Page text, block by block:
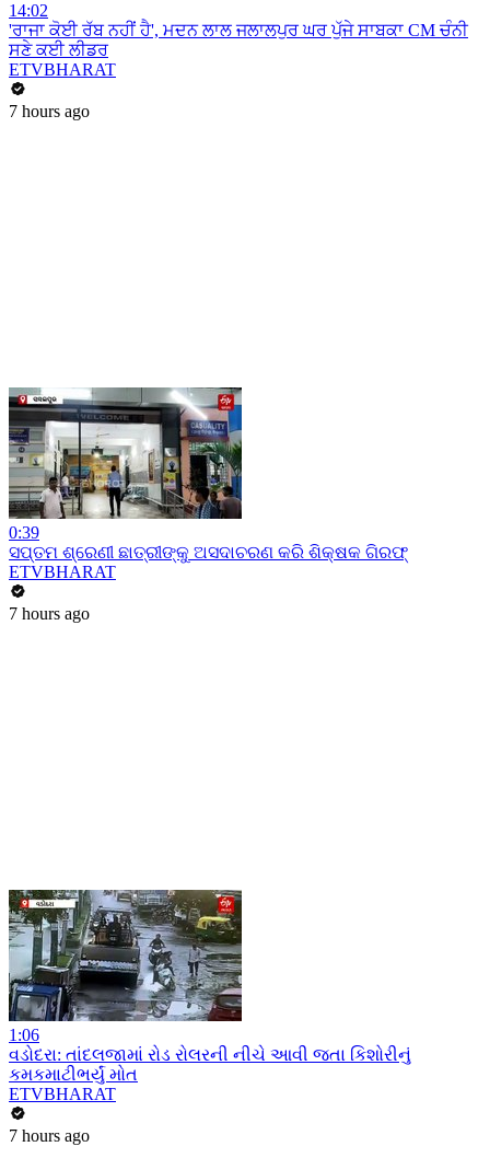
14:02
'ਰਾਜਾ ਕੋਈ ਰੱਬ ਨਹੀਂ ਹੈ', ਮਦਨ ਲਾਲ ਜਲਾਲਪੁਰ ਘਰ ਪੁੱਜੇ ਸਾਬਕਾ CM ਚੰਨੀ
ਸਣੇ ਕਈ ਲੀਡਰ
ETVBHARAT
7 hours ago
0:39
ସପ୍ତମ ଶ୍ରେଣୀ ଛାତ୍ରୀଙ୍କୁ ଅସଦାଚରଣ କରି ଶିକ୍ଷକ ଗିରଫ୍
ETVBHARAT
7 hours ago
1:06
વડોદરા: તાંદલજામાં રોડ રોલરની નીચે આવી જતા કિશોરીનું
કમકમાટીભર્યું મોત
ETVBHARAT
7 hours ago